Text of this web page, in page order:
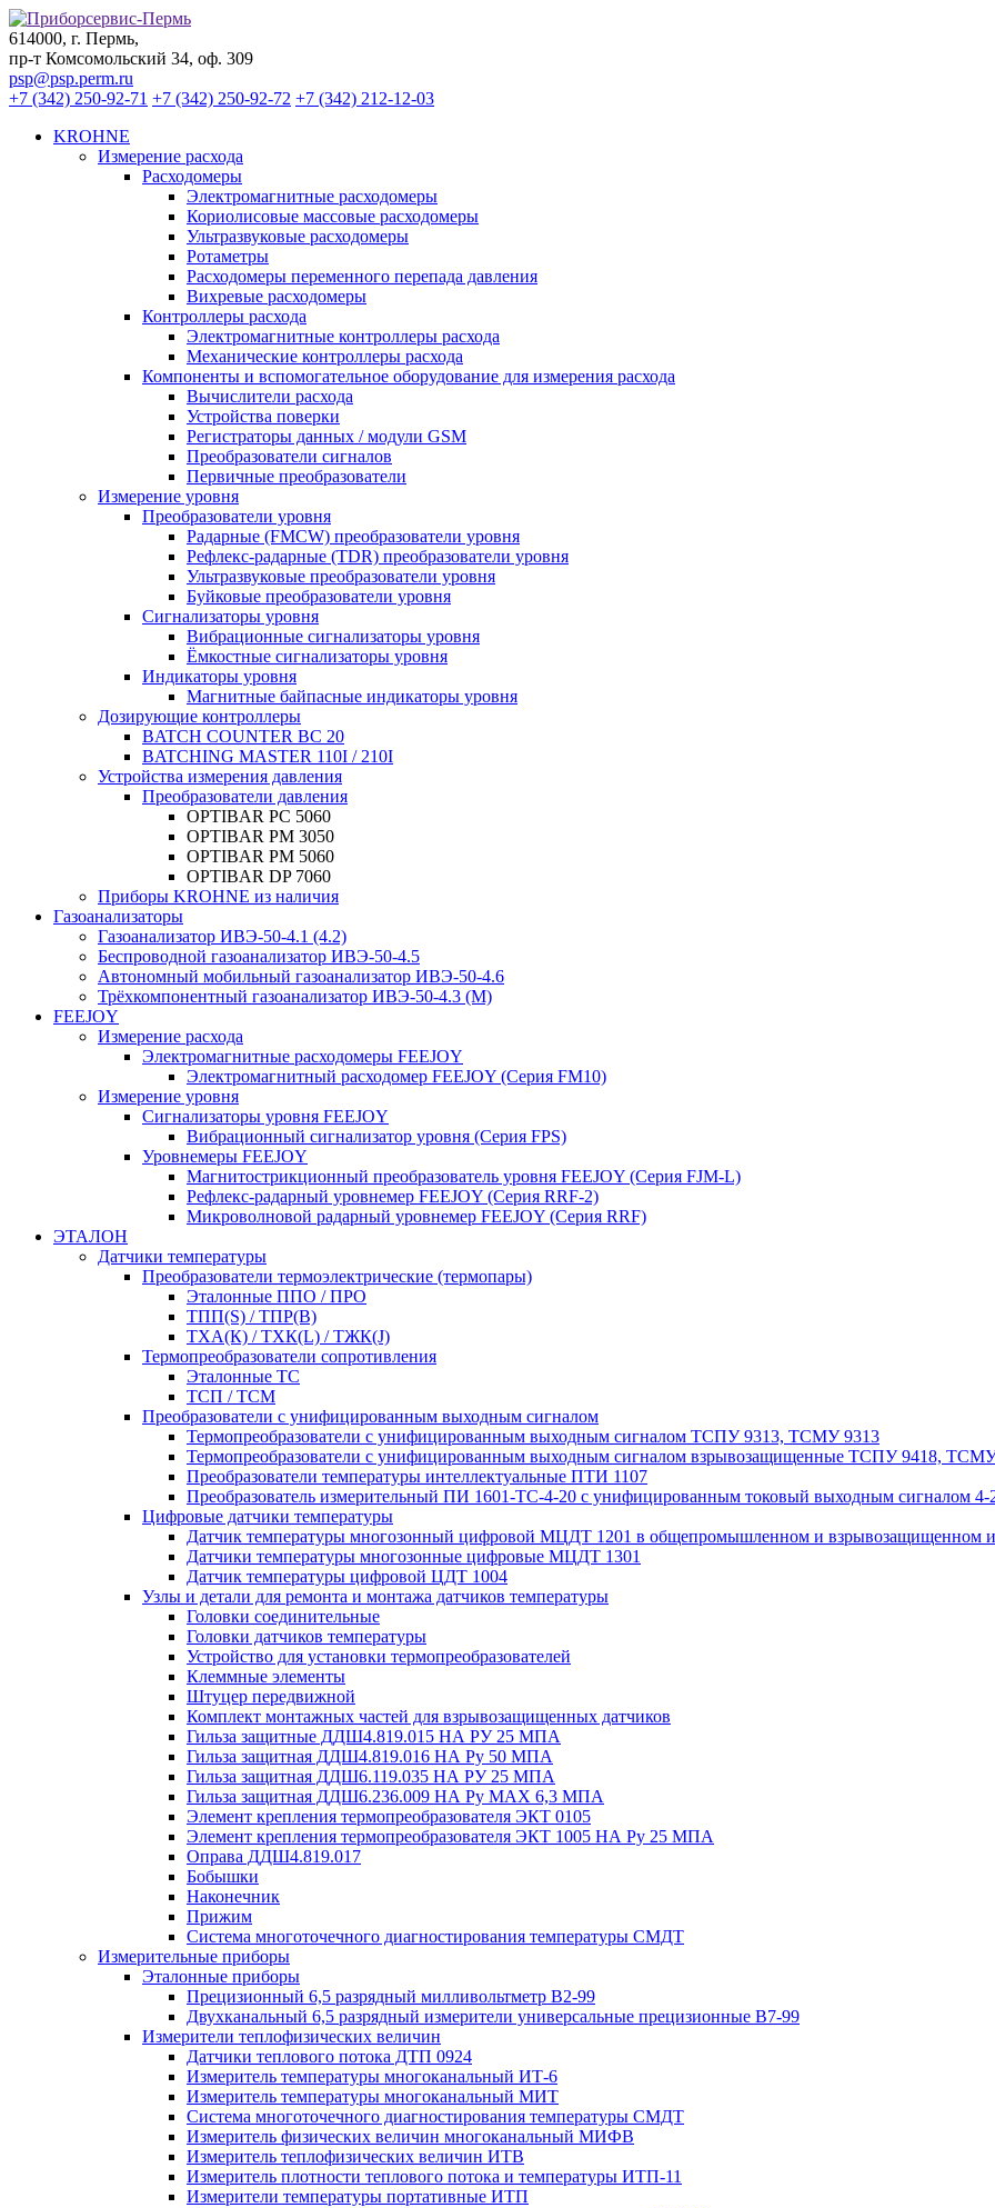
614000, г. Пермь,
пр-т Комсомольский 34, оф. 309
psp@psp.perm.ru
+7 (342) 250-92-71 +7 (342) 250-92-72 +7 (342) 212-12-03
KROHNE
Измерение расхода
Расходомеры
Электромагнитные расходомеры
Кориолисовые массовые расходомеры
Ультразвуковые расходомеры
Ротаметры
Расходомеры переменного перепада давления
Вихревые расходомеры
Контроллеры расхода
Электромагнитные контроллеры расхода
Механические контроллеры расхода
Компоненты и вспомогательное оборудование для измерения расхода
Вычислители расхода
Устройства поверки
Регистраторы данных / модули GSM
Преобразователи сигналов
Первичные преобразователи
Измерение уровня
Преобразователи уровня
Радарные (FMCW) преобразователи уровня
Рефлекс-радарные (TDR) преобразователи уровня
Ультразвуковые преобразователи уровня
Буйковые преобразователи уровня
Сигнализаторы уровня
Вибрационные сигнализаторы уровня
Ёмкостные сигнализаторы уровня
Индикаторы уровня
Магнитные байпасные индикаторы уровня
Дозирующие контроллеры
BATCH COUNTER BC 20
BATCHING MASTER 110I / 210I
Устройства измерения давления
Преобразователи давления
OPTIBAR PC 5060
OPTIBAR PM 3050
OPTIBAR PM 5060
OPTIBAR DP 7060
Приборы KROHNE из наличия
Газоанализаторы
Газоанализатор ИВЭ-50-4.1 (4.2)
Беспроводной газоанализатор ИВЭ-50-4.5
Автономный мобильный газоанализатор ИВЭ-50-4.6
Трёхкомпонентный газоанализатор ИВЭ-50-4.3 (М)
FEEJOY
Измерение расхода
Электромагнитные расходомеры FEEJOY
Электромагнитный расходомер FEEJOY (Серия FM10)
Измерение уровня
Сигнализаторы уровня FEEJOY
Вибрационный сигнализатор уровня (Серия FPS)
Уровнемеры FEEJOY
Магнитострикционный преобразователь уровня FEEJOY (Серия FJM-L)
Рефлекс-радарный уровнемер FEEJOY (Серия RRF-2)
Микроволновой радарный уровнемер FEEJOY (Серия RRF)
ЭТАЛОН
Датчики температуры
Преобразователи термоэлектрические (термопары)
Эталонные ППО / ПРО
ТПП(S) / ТПР(В)
ТХА(К) / ТХК(L) / ТЖК(J)
Термопреобразователи сопротивления
Эталонные ТС
ТСП / ТСМ
Преобразователи с унифицированным выходным сигналом
Термопреобразователи с унифицированным выходным сигналом ТСПУ 9313, ТСМУ 9313
Термопреобразователи с унифицированным выходным сигналом взрывозащищенные ТСПУ 9418,
Преобразователи температуры интеллектуальные ПТИ 1107
Преобразователь измерительный ПИ 1601-ТС-4-20 с унифицированным токовый выходным сигналом
Цифровые датчики температуры
Датчик температуры многозонный цифровой МЦДТ 1201 в общепромышленном и взрывозащищенном
Датчики температуры многозонные цифровые МЦДТ 1301
Датчик температуры цифровой ЦДТ 1004
Узлы и детали для ремонта и монтажа датчиков температуры
Головки соединительные
Головки датчиков температуры
Устройство для установки термопреобразователей
Клеммные элементы
Штуцер передвижной
Комплект монтажных частей для взрывозащищенных датчиков
Гильза защитные ДДШ4.819.015 НА РУ 25 МПА
Гильза защитная ДДШ4.819.016 НА Ру 50 МПА
Гильза защитная ДДШ6.119.035 НА РУ 25 МПА
Гильза защитная ДДШ6.236.009 НА Ру MAX 6,3 МПА
Элемент крепления термопреобразователя ЭКТ 0105
Элемент крепления термопреобразователя ЭКТ 1005 НА Ру 25 МПА
Оправа ДДШ4.819.017
Бобышки
Наконечник
Прижим
Система многоточечного диагностирования температуры СМДТ
Измерительные приборы
Эталонные приборы
Прецизионный 6,5 разрядный милливольтметр В2-99
Двухканальный 6,5 разрядный измерители универсальные прецизионные В7-99
Измерители теплофизических величин
Датчики теплового потока ДТП 0924
Измеритель температуры многоканальный ИТ-6
Измеритель температуры многоканальный МИТ
Система многоточечного диагностирования температуры СМДТ
Измеритель физических величин многоканальный МИФВ
Измеритель теплофизических величин ИТВ
Измеритель плотности теплового потока и температуры ИТП-11
Измерители температуры портативные ИТП